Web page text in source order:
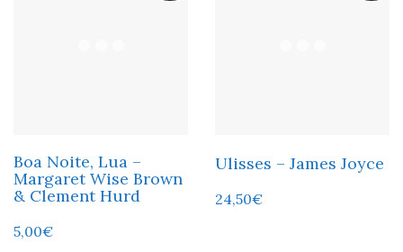
Boa Noite, Lua –
Margaret Wise Brown
& Clement Hurd
5,00€
Ulisses – James Joyce
24,50€